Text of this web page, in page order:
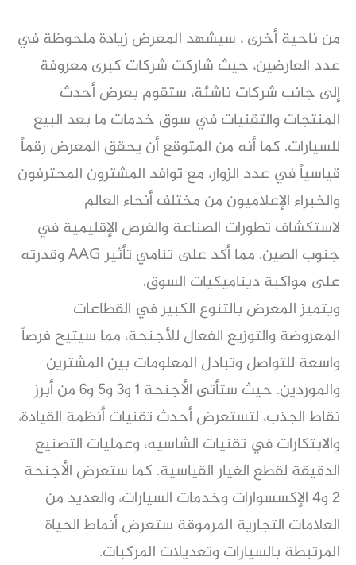
من ناحية أخرى ، سيشهد المعرض زيادة ملحوظة في
عدد العارضين، حيث شاركت شركات كبرى معروفة
إلى جانب شركات ناشئة، ستقوم بعرض أحدث
المنتجات والتقنيات في سوق خدمات ما بعد البيع
للسيارات. كما أنه من المتوقع أن يحقق المعرض رقماً
قياسياً في عدد الزوار، مع توافد المشترون المحترفون
والخبراء الإعلاميون من مختلف أنحاء العالم
لاستكشاف تطورات الصناعة والفرص الإقليمية في
جنوب الصين. مما أكد على تنامي تأثير AAG وقدرته
على مواكبة ديناميكيات السوق.
ويتميز المعرض بالتنوع الكبير في القطاعات
المعروضة والتوزيع الفعال للأجنحة، مما سيتيح فرصاً
واسعة للتواصل وتبادل المعلومات بين المشترين
والموردين. حيث ستأتى الأجنحة 1 و3 و5 و6 من أبرز
نقاط الجذب، لتستعرض أحدث تقنيات أنظمة القيادة،
والابتكارات في تقنيات الشاسيه، وعمليات التصنيع
الدقيقة لقطع الغيار القياسية. كما ستعرض الأجنحة
2 و4 الإكسسوارات وخدمات السيارات، والعديد من
العلامات التجارية المرموقة ستعرض أنماط الحياة
المرتبطة بالسيارات وتعديلات المركبات.